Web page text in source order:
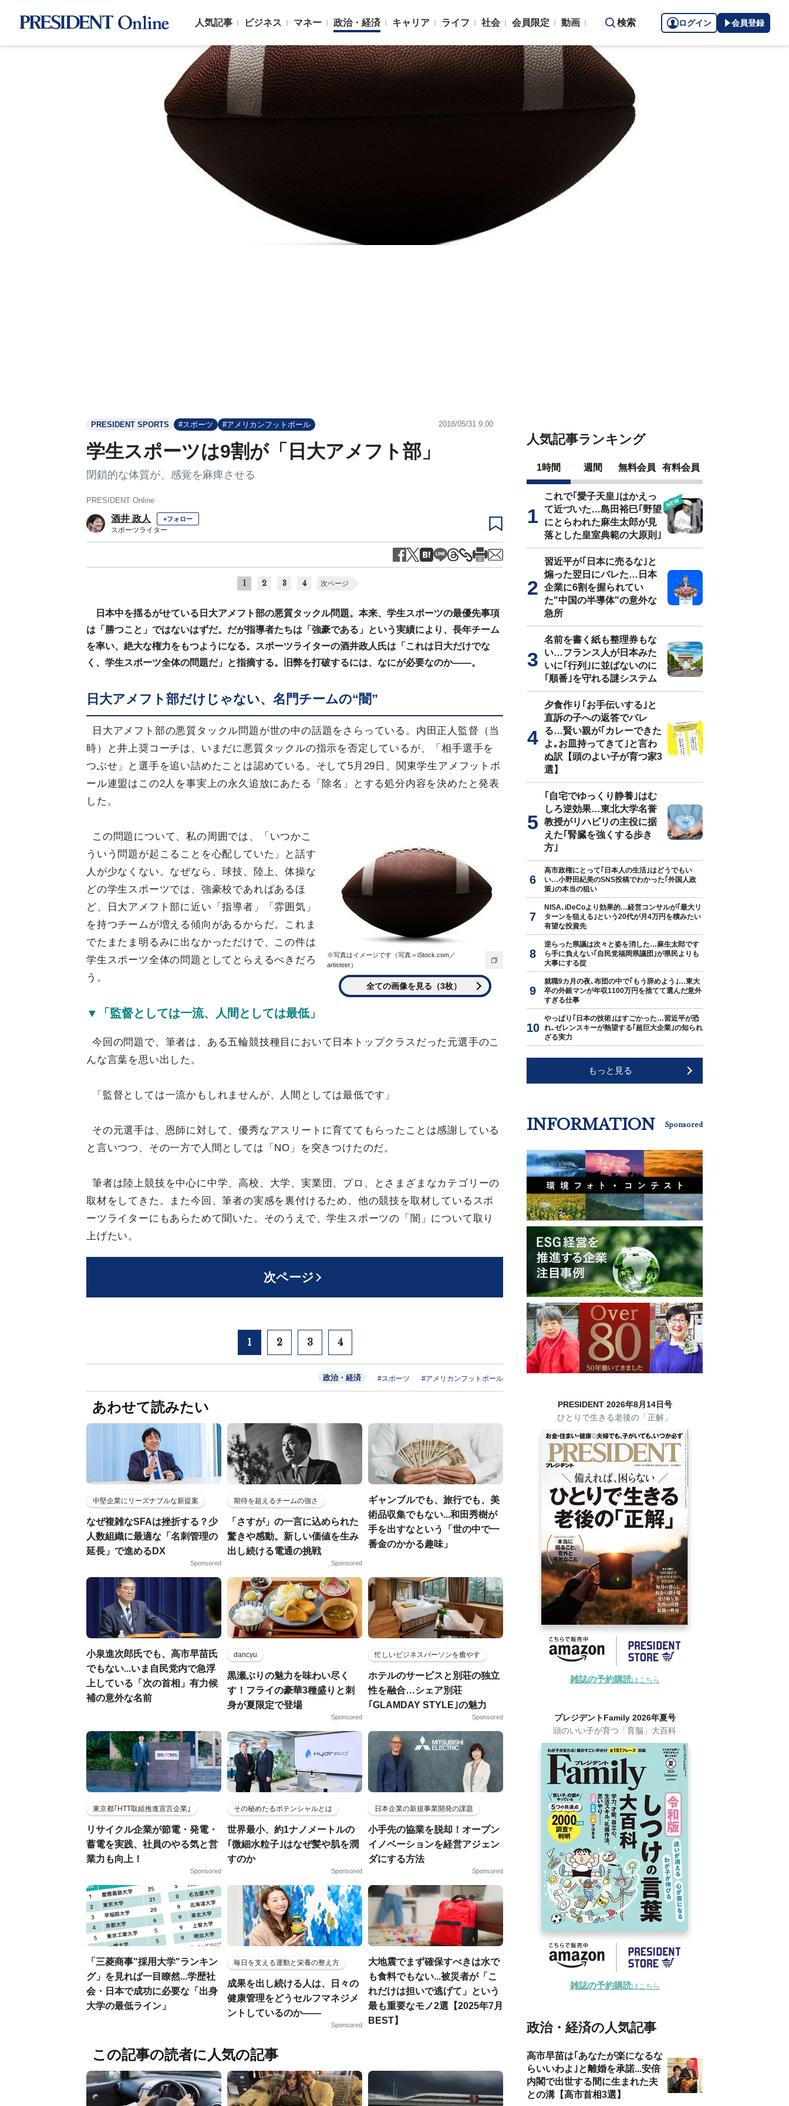
人気記事 ビジネス マネー 政治・経済 キャリア ライフ 社会 会員限定 動画 検索 ログイン 会員登録
PRESIDENT SPORTS #スポーツ #アメリカンフットボール 2018/05/31 9:00
学生スポーツは9割が「日大アメフト部」
閉鎖的な体質が、感覚を麻痺させる
PRESIDENT Online
酒井 政人 +フォロー
スポーツライター
1 2 3 4 次ページ
日本中を揺るがせている日大アメフト部の悪質タックル問題。本来、学生スポーツの最優先事項
は「勝つこと」ではないはずだ。だが指導者たちは「強豪である」という実績により、長年チーム
を率い、絶大な権力をもつようになる。スポーツライターの酒井政人氏は「これは日大だけでな
く、学生スポーツ全体の問題だ」と指摘する。旧弊を打破するには、なにが必要なのか――。
日大アメフト部だけじゃない、名門チームの“闇”
日大アメフト部の悪質タックル問題が世の中の話題をさらっている。内田正人監督（当
時）と井上奨コーチは、いまだに悪質タックルの指示を否定しているが、「相手選手を
つぶせ」と選手を追い詰めたことは認めている。そして5月29日、関東学生アメフットボ
ール連盟はこの2人を事実上の永久追放にあたる「除名」とする処分内容を決めたと発表
した。
※写真はイメージです（写真＝iStock.com／
artisteer）
全ての画像を見る（3枚）
この問題について、私の周囲では、「いつかこ
ういう問題が起こることを心配していた」と話す
人が少なくない。なぜなら、球技、陸上、体操な
どの学生スポーツでは、強豪校であればあるほ
ど、日大アメフト部に近い「指導者」「雰囲気」
を持つチームが増える傾向があるからだ。これま
でたまたま明るみに出なかっただけで、この件は
学生スポーツ全体の問題としてとらえるべきだろ
う。
▼「監督としては一流、人間としては最低」
今回の問題で、筆者は、ある五輪競技種目において日本トップクラスだった元選手のこ
んな言葉を思い出した。
「監督としては一流かもしれませんが、人間としては最低です」
その元選手は、恩師に対して、優秀なアスリートに育ててもらったことは感謝している
と言いつつ、その一方で人間としては「NO」を突きつけたのだ。
筆者は陸上競技を中心に中学、高校、大学、実業団、プロ、とさまざまなカテゴリーの
取材をしてきた。また今回、筆者の実感を裏付けるため、他の競技を取材しているスポ
ーツライターにもあらためて聞いた。そのうえで、学生スポーツの「闇」について取り
上げたい。
次ページ
1 2 3 4
政治・経済 #スポーツ #アメリカンフットボール
あわせて読みたい
中堅企業にリーズナブルな新提案
なぜ複雑なSFAは挫折する？少
人数組織に最適な「名刺管理の
延長」で進めるDX
Sponsored
期待を超えるチームの強さ
「さすが」の一言に込められた
驚きや感動。新しい価値を生み
出し続ける電通の挑戦
Sponsored
ギャンブルでも、旅行でも、美
術品収集でもない...和田秀樹が
手を出すなという「世の中で一
番金のかかる趣味」
小泉進次郎氏でも、高市早苗氏
でもない...いま自民党内で急浮
上している「次の首相」有力候
補の意外な名前
dancyu
黒瀬ぶりの魅力を味わい尽く
す！フライの豪華3種盛りと刺
身が夏限定で登場
Sponsored
忙しいビジネスパーソンを癒やす
ホテルのサービスと別荘の独立
性を融合…シェア別荘
｢GLAMDAY STYLE｣の魅力
Sponsored
東京都｢HTT取組推進宣言企業｣
リサイクル企業が節電・発電・
蓄電を実践、社員のやる気と営
業力も向上！
Sponsored
その秘めたるポテンシャルとは
世界最小、約1ナノメートルの
｢微細水粒子｣はなぜ髪や肌を潤
すのか
Sponsored
日本企業の新規事業開発の課題
小手先の協業を脱却！オープン
イノベーションを経営アジェン
ダにする方法
Sponsored
「三菱商事"採用大学"ランキン
グ」を見れば一目瞭然...学歴社
会・日本で成功に必要な「出身
大学の最低ライン」
毎日を支える運動と栄養の整え方
成果を出し続ける人は、日々の
健康管理をどうセルフマネジメ
ントしているのか——
Sponsored
大地震でまず確保すべきは水で
も食料でもない...被災者が「こ
れだけは担いで逃げて」という
最も重要なモノ2選【2025年7月
BEST】
この記事の読者に人気の記事
人気記事ランキング
1時間 週間 無料会員 有料会員
これで｢愛子天皇｣はかえっ
て近づいた…島田裕巳｢野望
にとらわれた麻生太郎が見
落とした皇室典範の大原則｣
習近平が｢日本に売るな｣と
煽った翌日にバレた…日本
企業に6割を握られてい
た"中国の半導体"の意外な
急所
名前を書く紙も整理券もな
い…フランス人が日本みた
いに｢行列｣に並ばないのに
｢順番｣を守れる謎システム
夕食作り｢お手伝いする｣と
直訴の子への返答でバレ
る…賢い親が｢カレーできた
よ｡お皿持ってきて｣と言わ
ぬ訳【頭のよい子が育つ家3
選】
｢自宅でゆっくり静養｣はむ
しろ逆効果…東北大学名誉
教授がリハビリの主役に据
えた｢腎臓を強くする歩き
方｣
高市政権にとって｢日本人の生活｣はどうでもい
い…小野田紀美のSNS投稿でわかった｢外国人政
策｣の本当の狙い
NISA､iDeCoより効果的…経営コンサルが｢最大リ
ターンを狙える｣という20代が月4万円を積みたい
有望な投資先
逆らった県議は次々と姿を消した…麻生太郎です
ら手に負えない｢自民党福岡県議団｣が県民よりも
大事にする掟
就職9カ月の夜､布団の中で｢もう辞めよう｣…東大
卒の外銀マンが年収1100万円を捨てて選んだ意外
すぎる仕事
やっぱり｢日本の技術｣はすごかった…習近平が恐
れ､ゼレンスキーが熱望する｢超巨大企業｣の知られ
ざる実力
もっと見る
INFORMATION Sponsored
PRESIDENT 2026年8月14日号
ひとりで生きる老後の「正解」
雑誌の予約購読はこちら
プレジデントFamily 2026年夏号
頭のいい子が育つ「育脳」大百科
雑誌の予約購読はこちら
政治・経済の人気記事
高市早苗は｢あなたが楽になるな
らいいわよ｣と離婚を承諾...安倍
内閣で出世する間に生まれた夫
との溝【高市首相3選】